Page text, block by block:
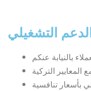
التشغيلي
بالنيابة عنكم
التركية
بأسعار تنافسية